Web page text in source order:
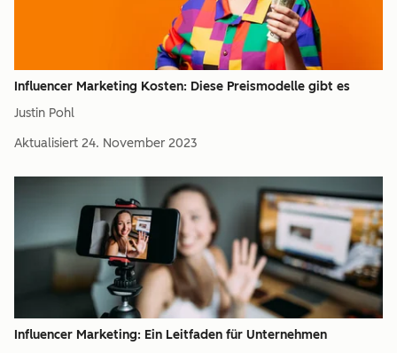
Influencer Marketing Kosten: Diese Preismodelle gibt es
Justin Pohl
Aktualisiert 24. November 2023
Influencer Marketing: Ein Leitfaden für Unternehmen